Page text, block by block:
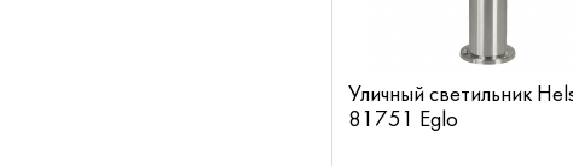
Уличный светильник
81751 Eglo